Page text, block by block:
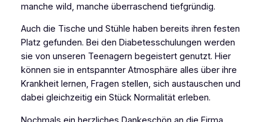
manche wild, manche überraschend tiefgründig.
Auch die Tische und Stühle haben bereits ihren festen
Platz gefunden. Bei den Diabetesschulungen werden
sie von unseren Teenagern begeistert genutzt. Hier
können sie in entspannter Atmosphäre alles über ihre
Krankheit lernen, Fragen stellen, sich austauschen und
dabei gleichzeitig ein Stück Normalität erleben.